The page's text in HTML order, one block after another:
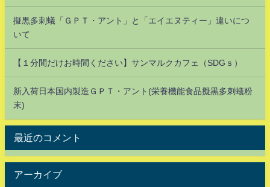
擬黒多刺蟻「ＧＰＴ・アント」と「エイエヌティー」違いにつ
いて
【１分間だけお時間ください】サンマルクカフェ（SDGｓ）
新入荷日本国内製造ＧＰＴ・アント(栄養機能食品擬黒多刺蟻粉
末)
最近のコメント
アーカイブ